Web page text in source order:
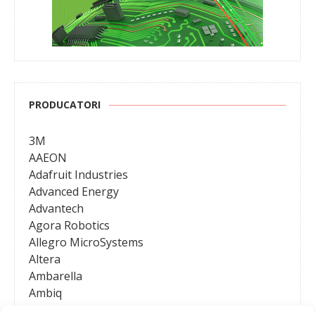
PRODUCATORI
3M
AAEON
Adafruit Industries
Advanced Energy
Advantech
Agora Robotics
Allegro MicroSystems
Altera
Ambarella
Ambiq